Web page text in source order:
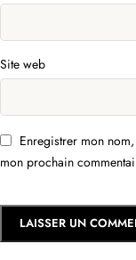
Site web
Enregistrer mon
mon prochain